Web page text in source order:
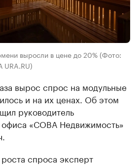
выросли в цене до 20% (Фото:
URA.RU)
вырос спрос на модульные
и на их ценах. Об этом
руководитель
офиса «СОВА Недвижимость»
спроса эксперт